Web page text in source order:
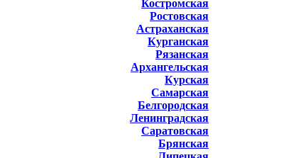
Костромская
Ростовская
Астраханская
Курганская
Рязанская
Архангельская
Курская
Самарская
Белгородская
Ленинградская
Саратовская
Брянская